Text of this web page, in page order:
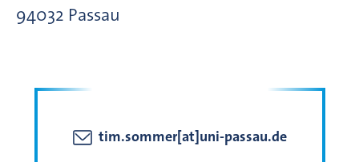
94032 Passau
tim.sommer[at]uni-passau.de